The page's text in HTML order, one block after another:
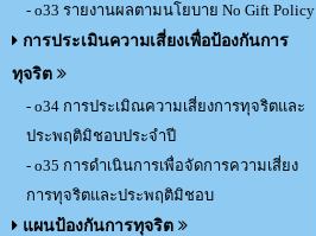
- o33 รายงานผลตามนโยบาย No Gift Policy
การประเมินความเสี่ยงเพื่อป้องกันการ
ทุจริต
- o34 การประเมิณความเสี่ยงการทุจริตและ
ประพฤติมิชอบประจำปี
- o35 การดำเนินการเพื่อจัดการความเสี่ยง
การทุจริตและประพฤติมิชอบ
แผนป้องกันการทุจริต